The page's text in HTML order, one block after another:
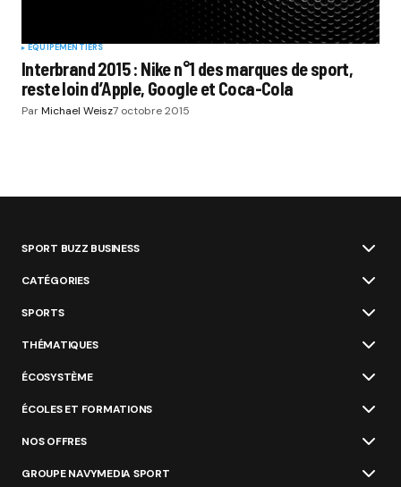
EQUIPEMENTIERS
Interbrand 2015 : Nike n°1 des marques de sport,
reste loin d’Apple, Google et Coca-Cola
ParMichael Weisz7 octobre 2015
SPORT BUZZ BUSINESS
CATÉGORIES
SPORTS
THÉMATIQUES
ÉCOSYSTÈME
ÉCOLES ET FORMATIONS
NOS OFFRES
GROUPE NAVYMEDIA SPORT